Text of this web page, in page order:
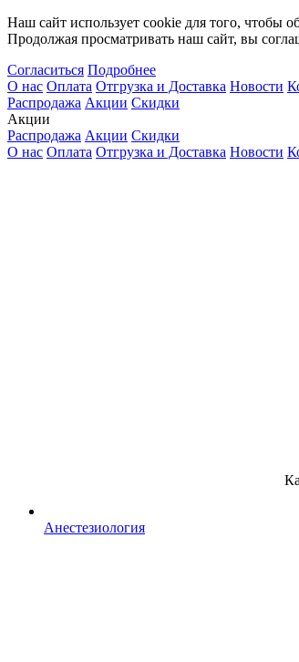
Наш сайт использует cookie для того, чтобы
Продолжая просматривать наш сайт, вы
Согласиться Подробнее
О нас Оплата Отгрузка и Доставка Новости
Распродажа Акции Скидки
Акции
Распродажа Акции Скидки
О нас Оплата Отгрузка и Доставка Новости
Анестезиология